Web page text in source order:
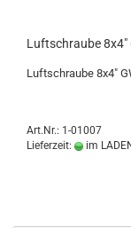
Luftschraube 8x4"
Luftschraube 8x4"
Art.Nr.: 1-01007
Lieferzeit:
im